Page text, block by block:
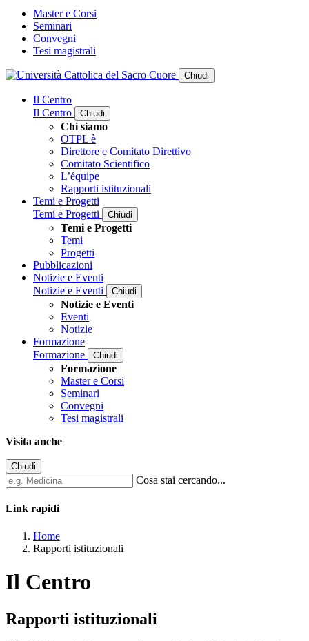
Master e Corsi
Seminari
Convegni
Tesi magistrali
Chiudi
Il Centro
Il Centro
Chiudi
Chi siamo
OTPL è
Direttore e Comitato Direttivo
Comitato Scientifico
L’équipe
Rapporti istituzionali
Temi e Progetti
Temi e Progetti
Chiudi
Temi e Progetti
Temi
Progetti
Pubblicazioni
Notizie e Eventi
Notizie e Eventi
Chiudi
Notizie e Eventi
Eventi
Notizie
Formazione
Formazione
Chiudi
Formazione
Master e Corsi
Seminari
Convegni
Tesi magistrali
Visita anche
Chiudi
Cosa stai cercando...
Link rapidi
Home
Rapporti istituzionali
Il Centro
Rapporti istituzionali